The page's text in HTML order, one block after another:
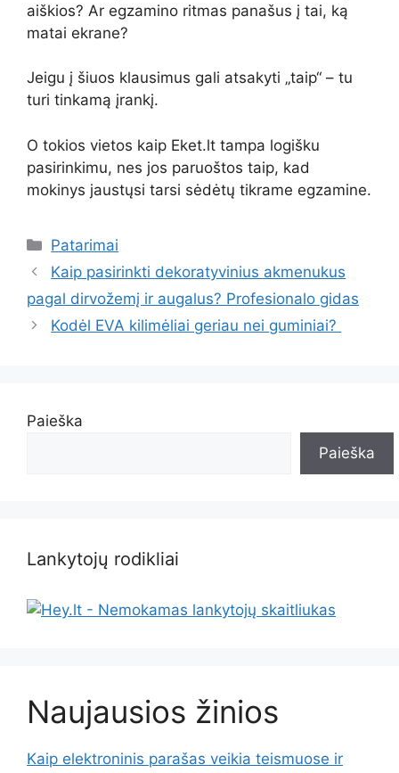
aiškios? Ar egzamino ritmas panašus į tai, ką
matai ekrane?
Jeigu į šiuos klausimus gali atsakyti „taip“ – tu
turi tinkamą įrankį.
O tokios vietos kaip Eket.lt tampa logišku
pasirinkimu, nes jos paruoštos taip, kad
mokinys jaustųsi tarsi sėdėtų tikrame egzamine.
Kategorijos
Patarimai
Kaip pasirinkti dekoratyvinius akmenukus
pagal dirvožemį ir augalus? Profesionalo gidas
Kodėl EVA kilimėliai geriau nei guminiai?
Paieška
Paieška
Lankytojų rodikliai
Naujausios žinios
Kaip elektroninis parašas veikia teismuose ir